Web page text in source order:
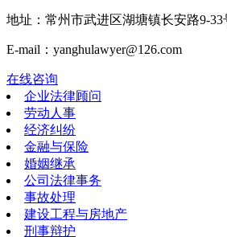
地址：常州市武进区湖塘镇长安路9-
E-mail：yanghulawyer@126.com
在线咨询
企业法律顾问
劳动人事
经济纠纷
金融与保险
婚姻继承
公司法律事务
事故处理
建设工程与房地产
刑事辩护